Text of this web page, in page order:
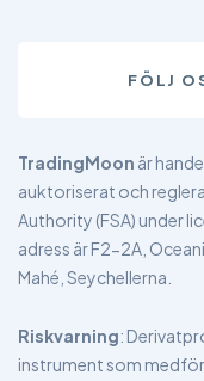
FÖLJ
TradingMoon är
auktoriserat och
Authority (FSA) under
adress är F2-2A,
Mahé, Seychellerna.
Riskvarning:
instrument som